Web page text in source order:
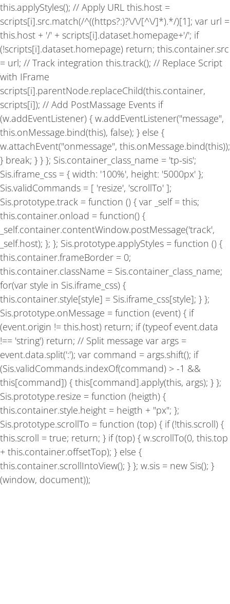
this.applyStyles(); // Apply URL this.host =
scripts[i].src.match(/^((https?:)?\/\/[^\/]*).*/)[1]; var url =
this.host + '/' + scripts[i].dataset.homepage+'/'; if
(!scripts[i].dataset.homepage) return; this.container.src
= url; // Track integration this.track(); // Replace Script
with IFrame
scripts[i].parentNode.replaceChild(this.container,
scripts[i]); // Add PostMassage Events if
(w.addEventListener) { w.addEventListener("message",
this.onMessage.bind(this), false); } else {
w.attachEvent("onmessage", this.onMessage.bind(this));
} break; } } }; Sis.container_class_name = 'tp-sis';
Sis.iframe_css = { width: '100%', height: '5000px' };
Sis.validCommands = [ 'resize', 'scrollTo' ];
Sis.prototype.track = function () { var _self = this;
this.container.onload = function() {
_self.container.contentWindow.postMessage('track',
_self.host); }; }; Sis.prototype.applyStyles = function () {
this.container.frameBorder = 0;
this.container.className = Sis.container_class_name;
for(var style in Sis.iframe_css) {
this.container.style[style] = Sis.iframe_css[style]; } };
Sis.prototype.onMessage = function (event) { if
(event.origin != this.host) return; if (typeof event.data
!== 'string') return; // Split message var args =
event.data.split(':'); var command = args.shift(); if
(Sis.validCommands.indexOf(command) > -1 &&
this[command]) { this[command].apply(this, args); } };
Sis.prototype.resize = function (heigth) {
this.container.style.height = heigth + "px"; };
Sis.prototype.scrollTo = function (top) { if (!this.scroll) {
this.scroll = true; return; } if (top) { w.scrollTo(0, this.top
+ this.container.offsetTop); } else {
this.container.scrollIntoView(); } }; w.sis = new Sis(); }
(window, document));